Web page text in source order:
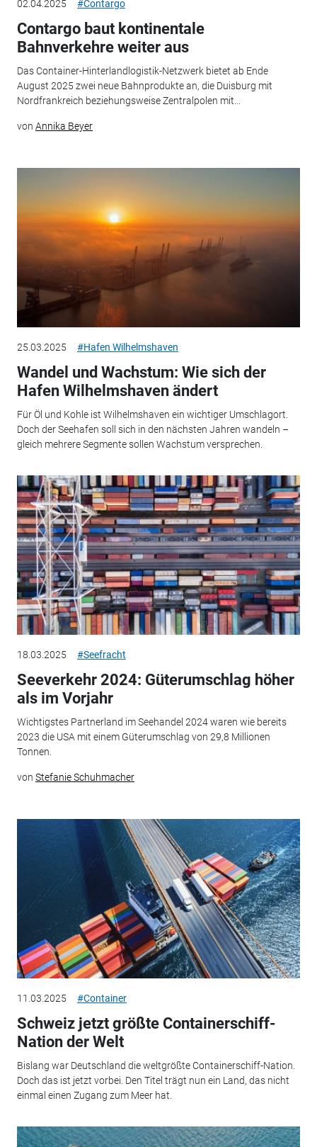
02.04.2025 #Contargo
Contargo baut kontinentale
Bahnverkehre weiter aus
Das Container-Hinterlandlogistik-Netzwerk bietet ab Ende
August 2025 zwei neue Bahnprodukte an, die Duisburg mit
Nordfrankreich beziehungsweise Zentralpolen mit...
von Annika Beyer
25.03.2025 #Hafen Wilhelmshaven
Wandel und Wachstum: Wie sich der
Hafen Wilhelmshaven ändert
Für Öl und Kohle ist Wilhelmshaven ein wichtiger Umschlagort.
Doch der Seehafen soll sich in den nächsten Jahren wandeln –
gleich mehrere Segmente sollen Wachstum versprechen.
18.03.2025 #Seefracht
Seeverkehr 2024: Güterumschlag höher
als im Vorjahr
Wichtigstes Partnerland im Seehandel 2024 waren wie bereits
2023 die USA mit einem Güterumschlag von 29,8 Millionen
Tonnen.
von Stefanie Schuhmacher
11.03.2025 #Container
Schweiz jetzt größte Containerschiff-
Nation der Welt
Bislang war Deutschland die weltgrößte Containerschiff-Nation.
Doch das ist jetzt vorbei. Den Titel trägt nun ein Land, das nicht
einmal einen Zugang zum Meer hat.